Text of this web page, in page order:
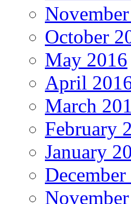
October
May 2016
April
March
February
January